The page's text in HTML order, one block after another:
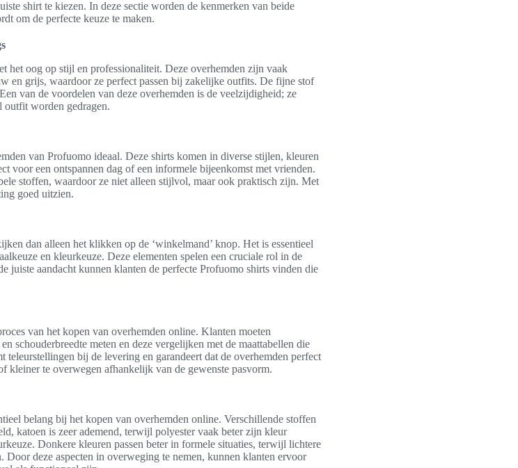
shirt te kiezen. In deze sectie worden de kenmerken van beide
om de perfecte keuze te maken.
het oog op stijl en professionaliteit. Deze overhemden zijn vaak
en grijs, waardoor ze perfect passen bij zakelijke outfits. De fijne stof
van de voordelen van deze overhemden is de veelzijdigheid; ze
outfit worden gedragen.
van Profuomo ideaal. Deze shirts komen in diverse stijlen, kleuren
voor een ontspannen dag of een informele bijeenkomst met vrienden.
stoffen, waardoor ze niet alleen stijlvol, maar ook praktisch zijn. Met
goed uitzien.
dan alleen het klikken op de ‘winkelmand’ knop. Het is essentieel
en kleurkeuze. Deze elementen spelen een cruciale rol in de
juiste aandacht kunnen klanten de perfecte Profuomo shirts vinden die
van het kopen van overhemden online. Klanten moeten
schouderbreedte meten en deze vergelijken met de maattabellen die
bij de levering en garandeert dat de overhemden perfect
kleiner te overwegen afhankelijk van de gewenste pasvorm.
belang bij het kopen van overhemden online. Verschillende stoffen
katoen is zeer ademend, terwijl polyester vaak beter zijn kleur
Donkere kleuren passen beter in formele situaties, terwijl lichtere
Door deze aspecten in overweging te nemen, kunnen klanten ervoor